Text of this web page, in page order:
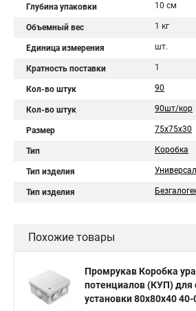
Глубина упаковки 10 см
Объемный вес 1 кг
Единица измерения шт.
Кратность поставки 1
Кол-во штук 90
Кол-во штук 90шт/кор
Размер 75х75х30
Тип Коробка
Тип изделия
Тип изделия
Похожие товары
Промрукав Коробка
потенциалов (КУП) для
установки 80х80х40